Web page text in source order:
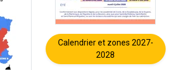
Calendrier et zones 2027-
2028